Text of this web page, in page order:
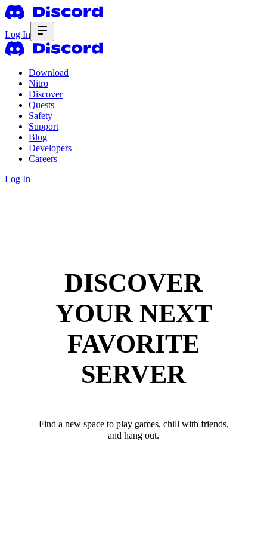
Log In
Download
Nitro
Discover
Quests
Safety
Support
Blog
Developers
Careers
Log In
DISCOVER
YOUR NEXT
FAVORITE
SERVER
Find a new space to play games, chill with friends,
and hang out.